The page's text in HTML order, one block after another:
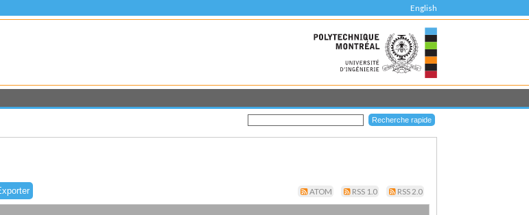
English
ATOM RSS 1.0 RSS 2.0